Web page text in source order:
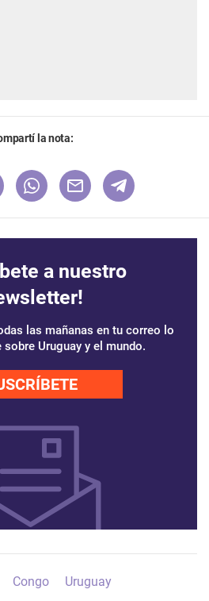
la nota:
a nuestro
las mañanas en tu correo lo
Uruguay y el mundo.
Congo Uruguay